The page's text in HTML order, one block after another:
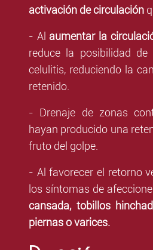
activación de circulación
- Al aumentar la
reduce la posibilidad
celulitis, reduciendo la
retenido.
- Drenaje de zonas
hayan producido una
fruto del golpe.
- Al favorecer el retorno
los síntomas de
cansada, tobillos
piernas o varices.